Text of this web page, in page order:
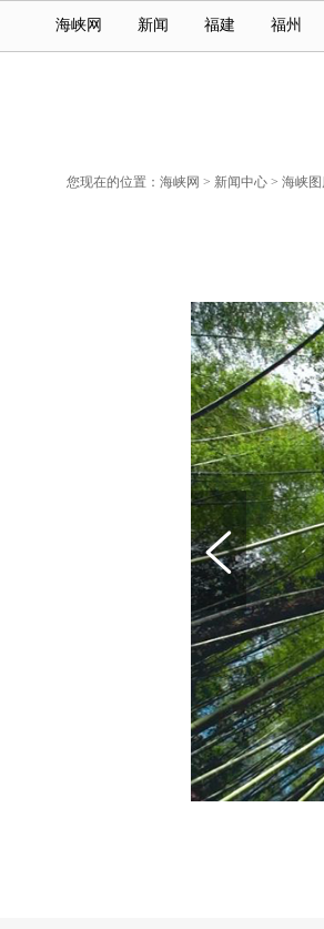
海峡网 新闻 福建 福州
您现在的位置： 海峡网 > 新闻中心 > 海峡